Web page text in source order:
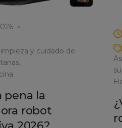
y cuidado de
pena la
robot